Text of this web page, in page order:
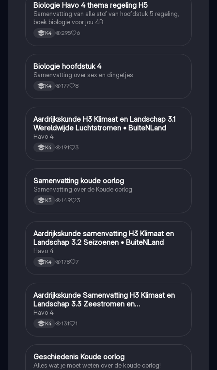
Biologie
Biologie Havo 4 thema regeling H5
Samenvatting van alle stof van hoofdstuk 5 regeling,
boek biologie voor jou 4B
K4 295 6
Biologie
Biologie hoofdstuk 4
Samenvatting over sex en dingetjes
K4 177 8
Aardrijkskunde
Aardrijkskunde H3 Klimaat en Landschap 3.1
Wereldwijde Luchtstromen • BuiteNLand
Havo 4
K4 191 3
Geschiedenis
Samenvatting koude oorlog
Samenvatting over de Koude oorlog
K3 149 3
Aardrijkskunde
Aardrijkskunde samenvatting H3 Klimaat en
Landschap 3.2 Seizoenen • BuiteNLand
Havo 4
K4 178 7
Aardrijkskunde
Aardrijkskunde Samenvatting H3 Klimaat en
Landschap 3.3 Zeestromen en
Klimaatgebieden • BuiteNLand
Havo 4
K4 131 1
Geschiedenis
Geschiedenis Koude oorlog
Alles wat je moet weten over de koude oorlog!